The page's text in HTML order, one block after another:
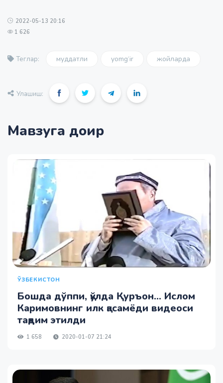
2022-05-13 20:16
1 626
Теглар: муддатли yomg‘ir жойларда
Улашиш:
Мавзуга доир
ЎЗБЕКИСТОН
Бошда дўппи, қўлда Қуръон... Ислом
Каримовнинг илк қасамёди видеоси
тақдим этилди
1 658 2020-01-07 21:24